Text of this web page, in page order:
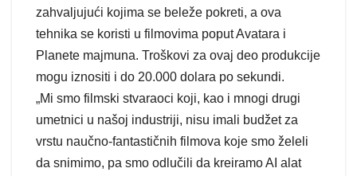
zahvaljujući kojima se beleže pokreti, a ova
tehnika se koristi u filmovima poput Avatara i
Planete majmuna. Troškovi za ovaj deo produkcije
mogu iznositi i do 20.000 dolara po sekundi.
„Mi smo filmski stvaraoci koji, kao i mnogi drugi
umetnici u našoj industriji, nisu imali budžet za
vrstu naučno-fantastičnih filmova koje smo želeli
da snimimo, pa smo odlučili da kreiramo AI alat